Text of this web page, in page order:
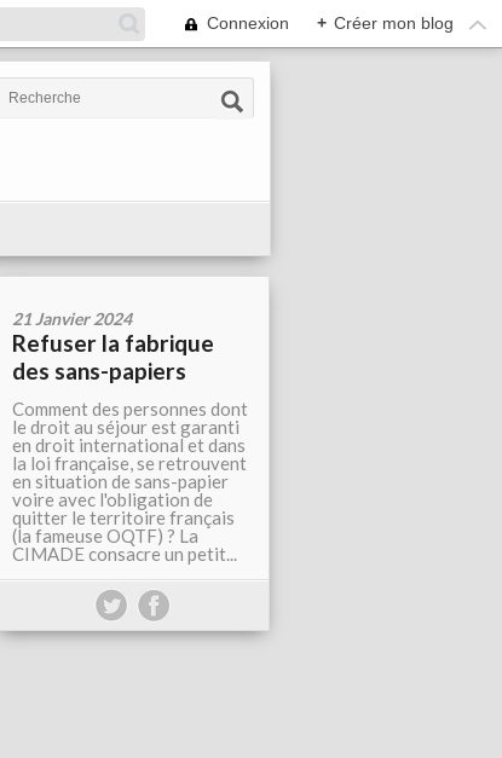
Connexion + Créer mon blog
21 Janvier 2024
Refuser la fabrique
des sans-papiers
Comment des personnes dont
le droit au séjour est garanti
en droit international et dans
la loi française, se retrouvent
en situation de sans-papier
voire avec l'obligation de
quitter le territoire français
(la fameuse OQTF) ? La
CIMADE consacre un petit...